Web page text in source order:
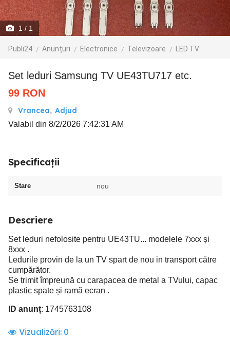
1 / 1
Publi24 Anunțuri Electronice Televizoare LED TV
Set leduri Samsung TV UE43TU717 etc.
99 RON
Vrancea, Adjud
Valabil din 8/2/2026 7:42:31 AM
Specificații
Stare nou
Descriere
Set leduri nefolosite pentru UE43TU... modelele 7xxx și
8xxx .
Ledurile provin de la un TV spart de nou in transport către
cumpărător.
Se trimit împreună cu carapacea de metal a TVului, capac
plastic spate și ramă ecran .
ID anunț: 1745763108
Vizualizări: 0